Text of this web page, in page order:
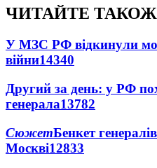
ЧИТАЙТЕ ТАКОЖ
У МЗС РФ відкинули
війни14340
Другий за день: у РФ
генерала13782
СюжетБенкет
Москві12833